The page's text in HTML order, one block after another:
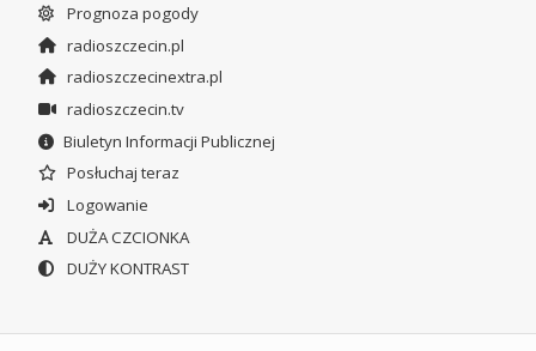
Prognoza pogody
radioszczecin.pl
radioszczecinextra.pl
radioszczecin.tv
Biuletyn Informacji Publicznej
Posłuchaj teraz
Logowanie
DUŻA CZCIONKA
DUŻY KONTRAST